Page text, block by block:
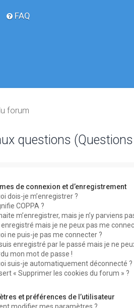
FAQ
forum
questions
de connexion et d’enregistrement
dois-je m’enregistrer ?
COPPA ?
m’enregistrer, mais je n’y parviens
mais je ne peux pas me
ne puis-je pas me connecter ?
enregistré par le passé mais je ne
mon mot de passe !
suis-je automatiquement déconnecté ?
« Supprimer les cookies du forum » ?
et préférences de l’utilisateur